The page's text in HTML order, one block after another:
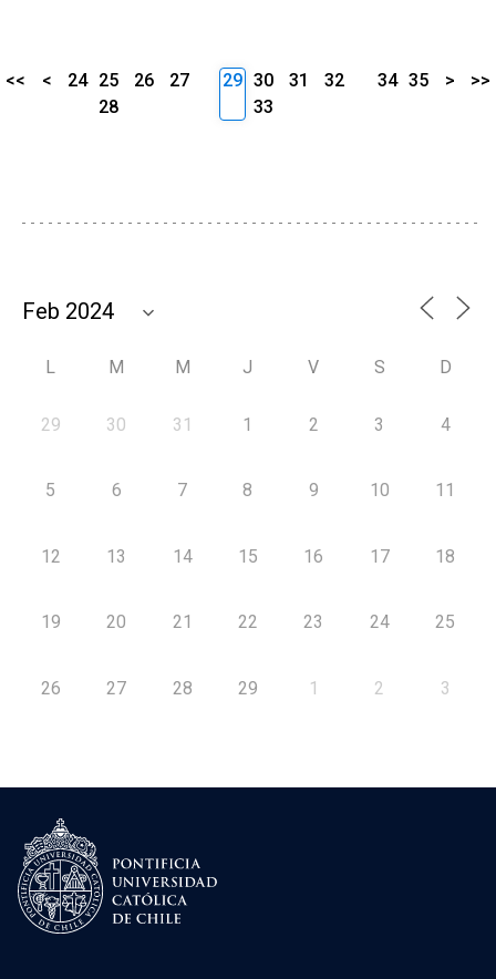
<< < 24 25 26
27
28
29 30 31
32
33
34 35 > >>
L M M J V S D
29 30 31 1 2 3 4
5 6 7 8 9 10 11
12 13 14 15 16 17 18
19 20 21 22 23 24 25
26 27 28 29 1 2 3